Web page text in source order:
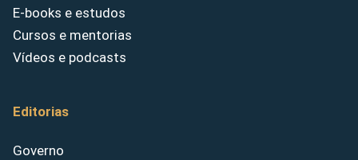
E-books e estudos
Cursos e mentorias
Vídeos e podcasts
Editorias
Governo